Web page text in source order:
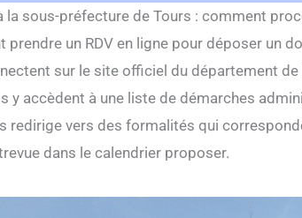
la sous-préfecture de Tours : comment
un RDV en ligne pour déposer un
sur le site officiel du département
y accèdent à une liste de démarches
redirige vers des formalités qui
dans le calendrier proposer.